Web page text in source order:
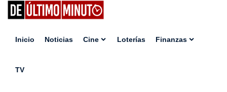
Inicio Noticias Cine Loterías Finanzas
TV